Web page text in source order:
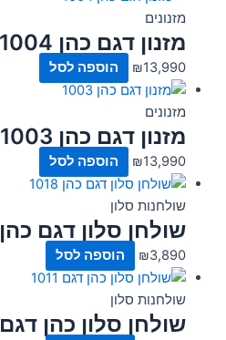
מזנונים
מזנון דגם כהן 1004
₪13,990 הוספה לסל
מזנונים
מזנון דגם כהן 1003
₪13,990 הוספה לסל
שולחנות סלון
שולחן סלון דגם כהן 1018
₪3,890 הוספה לסל
שולחנות סלון
שולחן סלון כהן דגם 1011